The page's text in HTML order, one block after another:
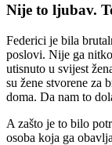
Nije to ljubav.
Federici je bila
poslovi. Nije ga
utisnuto u svijest
su žene stvorene za
doma. Da nam to
A zašto je to bilo
osoba koja ga